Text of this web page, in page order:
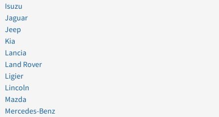
Isuzu
Jaguar
Jeep
Kia
Lancia
Land Rover
Ligier
Lincoln
Mazda
Mercedes-Benz